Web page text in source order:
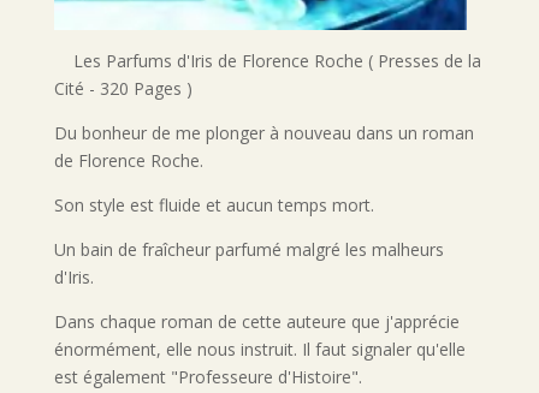
Les Parfums d'Iris de Florence Roche ( Presses de la
Cité - 320 Pages )
Du bonheur de me plonger à nouveau dans un roman
de Florence Roche.
Son style est fluide et aucun temps mort.
Un bain de fraîcheur parfumé malgré les malheurs
d'Iris.
Dans chaque roman de cette auteure que j'apprécie
énormément, elle nous instruit. Il faut signaler qu'elle
est également "Professeure d'Histoire".